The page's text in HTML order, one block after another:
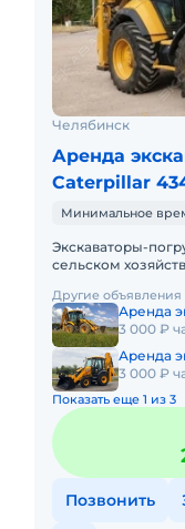
Челябинск
Аренда
Caterpillar
Минимальное
Экскаваторы-
сельском
горнодобывающей
Другие объявления
Аренда
3 000 ₽
Аренда
3 000 ₽
Показать еще 1 из 3
Позвонить